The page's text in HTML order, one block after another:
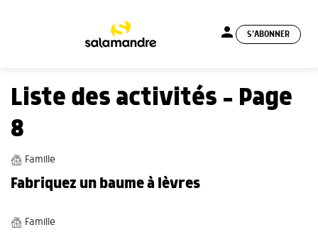
person S'ABONNER
Liste des activités - Page
8BRICOLAGES
Famille
Fabriquez un baume à lèvres
Famille